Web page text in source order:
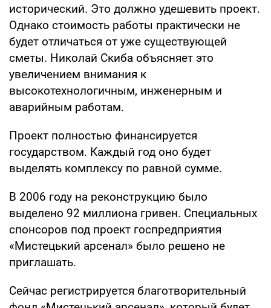
исторический. Это должно удешевить проект.
Однако стоимость работы практически не
будет отличаться от уже существующей
сметы. Николай Скиба объясняет это
увеличением внимания к
высокотехнологичным, инженерным и
аварийным работам.
Проект полностью финансируется
государством. Каждый год оно будет
выделять комплексу по равной сумме.
В 2006 году на реконструкцию было
выделено 92 миллиона гривен. Специальных
спонсоров под проект госпредприятия
«Мистецький арсенал» было решено не
приглашать.
Сейчас регистрируется благотворительный